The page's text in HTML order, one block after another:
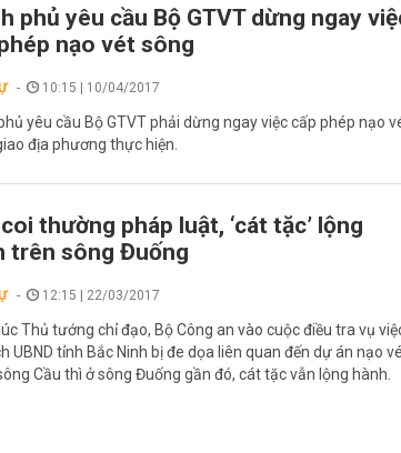
phủ yêu cầu Bộ GTVT dừng ngay
nạo vét sông
10:15 | 10/04/2017
yêu cầu Bộ GTVT phải dừng ngay việc cấp phép nạo
địa phương thực hiện.
thường pháp luật, ‘cát tặc’ lộng
trên sông Đuống
12:15 | 22/03/2017
Thủ tướng chỉ đạo, Bộ Công an vào cuộc điều tra vụ
UBND tỉnh Bắc Ninh bị đe dọa liên quan đến dự án nạo
Cầu thì ở sông Đuống gần đó, cát tặc vẫn lộng hành.